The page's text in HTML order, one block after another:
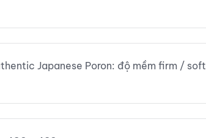
Japanese Poron: độ mềm firm /